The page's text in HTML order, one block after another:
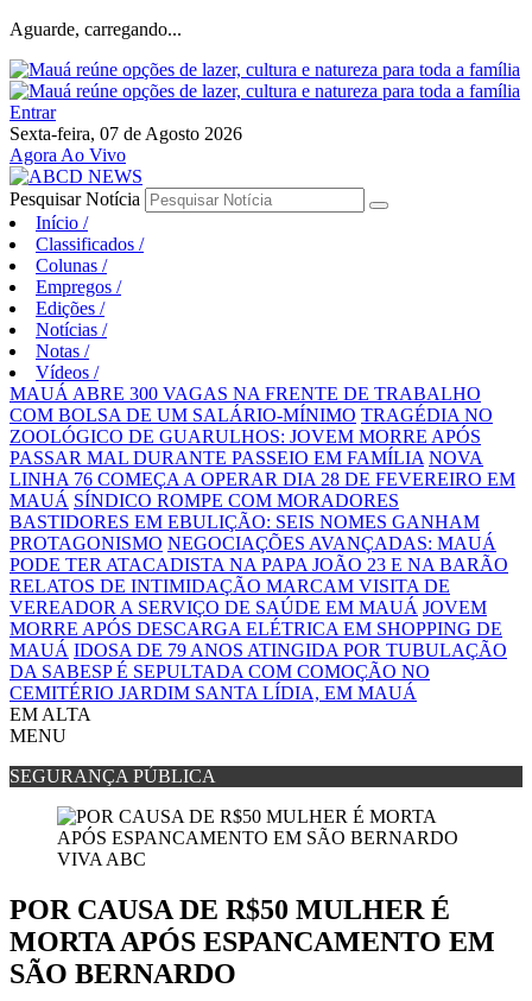
Aguarde, carregando...
Entrar
Sexta-feira, 07 de Agosto 2026
Agora Ao Vivo
Pesquisar Notícia
Início /
Classificados /
Colunas /
Empregos /
Edições /
Notícias /
Notas /
Vídeos /
MAUÁ ABRE 300 VAGAS NA FRENTE DE TRABALHO
COM BOLSA DE UM SALÁRIO-MÍNIMO TRAGÉDIA NO
ZOOLÓGICO DE GUARULHOS: JOVEM MORRE APÓS
PASSAR MAL DURANTE PASSEIO EM FAMÍLIA NOVA
LINHA 76 COMEÇA A OPERAR DIA 28 DE FEVEREIRO EM
MAUÁ SÍNDICO ROMPE COM MORADORES
BASTIDORES EM EBULIÇÃO: SEIS NOMES GANHAM
PROTAGONISMO NEGOCIAÇÕES AVANÇADAS: MAUÁ
PODE TER ATACADISTA NA PAPA JOÃO 23 E NA BARÃO
RELATOS DE INTIMIDAÇÃO MARCAM VISITA DE
VEREADOR A SERVIÇO DE SAÚDE EM MAUÁ JOVEM
MORRE APÓS DESCARGA ELÉTRICA EM SHOPPING DE
MAUÁ IDOSA DE 79 ANOS ATINGIDA POR TUBULAÇÃO
DA SABESP É SEPULTADA COM COMOÇÃO NO
CEMITÉRIO JARDIM SANTA LÍDIA, EM MAUÁ
EM ALTA
MENU
SEGURANÇA PÚBLICA
VIVA ABC
POR CAUSA DE R$50 MULHER É
MORTA APÓS ESPANCAMENTO EM
SÃO BERNARDO